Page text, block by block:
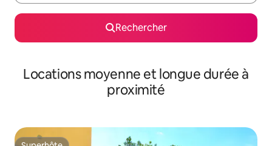
Rechercher
Locations moyenne et longue durée à
proximité